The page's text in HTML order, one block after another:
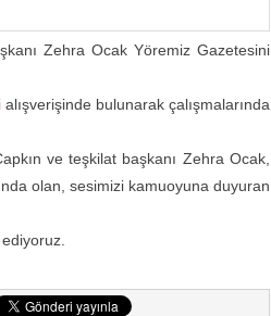
Zehra Ocak Yöremiz Gazetesini
alışverişinde bulunarak çalışmalarında
ve teşkilat başkanı Zehra Ocak,
olan, sesimizi kamuoyuna duyuran